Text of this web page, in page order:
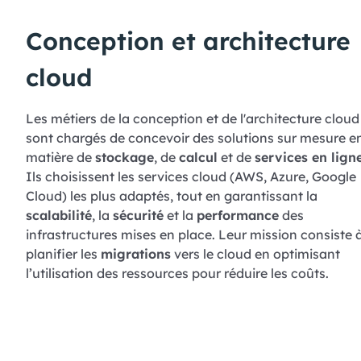
Conception et architecture
cloud
Les métiers de la conception et de l'architecture cloud
sont chargés de concevoir des solutions sur mesure
matière de stockage, de calcul et de services en
Ils choisissent les services cloud (AWS, Azure, Google
Cloud) les plus adaptés, tout en garantissant la
scalabilité, la sécurité et la performance des
infrastructures mises en place. Leur mission consiste
planifier les migrations vers le cloud en optimisant
l’utilisation des ressources pour réduire les coûts.